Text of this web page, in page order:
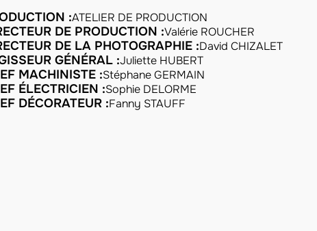
:ATELIER DE PRODUCTION
DE PRODUCTION :Valérie ROUCHER
DE LA PHOTOGRAPHIE :David CHIZALET
GÉNÉRAL :Juliette HUBERT
MACHINISTE :Stéphane GERMAIN
ÉLECTRICIEN :Sophie DELORME
DÉCORATEUR :Fanny STAUFF